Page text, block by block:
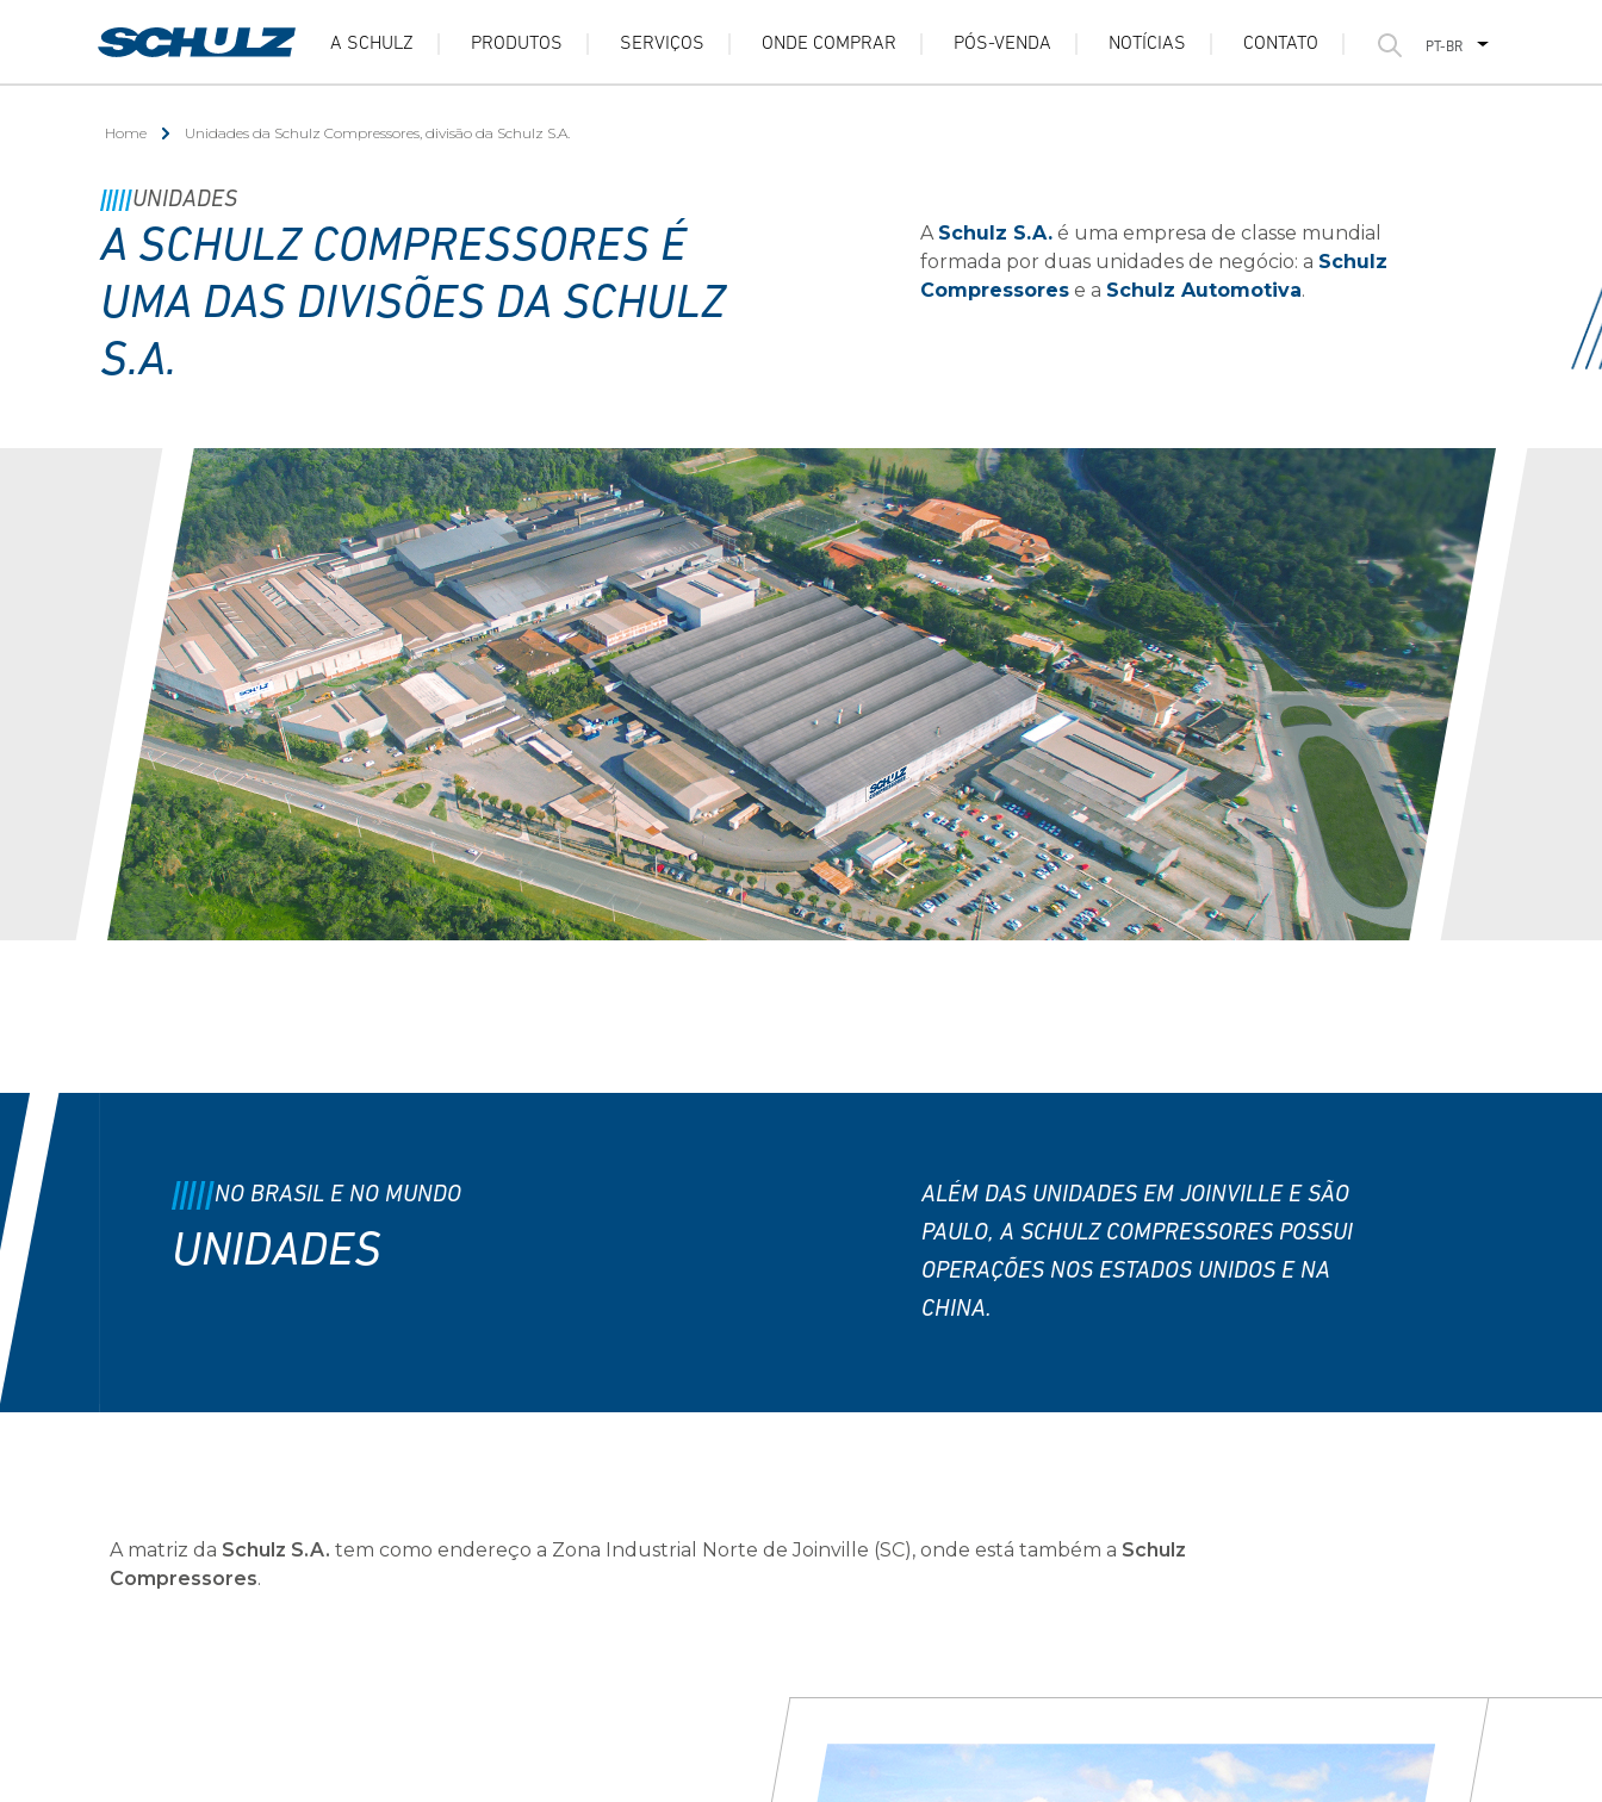
A SCHULZ PRODUTOS SERVIÇOS ONDE COMPRAR PÓS-VENDA NOTÍCIAS CONTATO PT-BR
Home Unidades da Schulz Compressores, divisão da Schulz S.A.
UNIDADES
A SCHULZ COMPRESSORES É
UMA DAS DIVISÕES DA SCHULZ
S.A.
A Schulz S.A.é uma empresa de classe mundial
formada por duas unidades de negócio: a Schulz
Compressorese a Schulz Automotiva.
NO BRASIL E NO MUNDO
UNIDADES
ALÉM DAS UNIDADES EM JOINVILLE E SÃO
PAULO, A SCHULZ COMPRESSORES POSSUI
OPERAÇÕES NOS ESTADOS UNIDOS E NA
CHINA.
A matriz da Schulz S.A. tem como endereço a Zona Industrial Norte de Joinville (SC), onde está também a Schulz
Compressores.